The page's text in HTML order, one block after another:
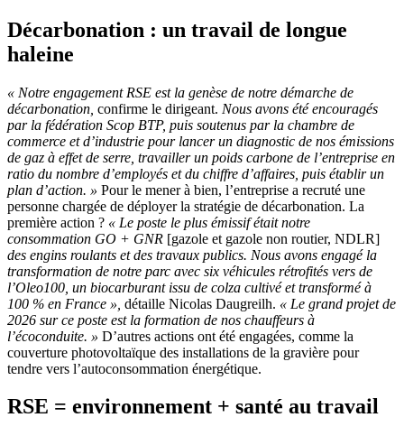
Décarbonation : un travail de longue
haleine
« Notre engagement RSE est la genèse de notre démarche de
décarbonation, confirme le dirigeant. Nous avons été encouragés
par la fédération Scop BTP, puis soutenus par la chambre de
commerce et d’industrie pour lancer un diagnostic de nos émissions
de gaz à effet de serre, travailler un poids carbone de l’entreprise en
ratio du nombre d’employés et du chiffre d’affaires, puis établir un
plan d’action. » Pour le mener à bien, l’entreprise a recruté une
personne chargée de déployer la stratégie de décarbonation. La
première action ? « Le poste le plus émissif était notre
consommation GO + GNR [gazole et gazole non routier, NDLR]
des engins roulants et des travaux publics. Nous avons engagé la
transformation de notre parc avec six véhicules rétrofités vers de
l’Oleo100, un biocarburant issu de colza cultivé et transformé à
100 % en France », détaille Nicolas Daugreilh. « Le grand projet de
2026 sur ce poste est la formation de nos chauffeurs à
l’écoconduite. » D’autres actions ont été engagées, comme la
couverture photovoltaïque des installations de la gravière pour
tendre vers l’autoconsommation énergétique.
RSE = environnement + santé au travail